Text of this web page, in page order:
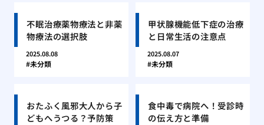
不眠治療薬物療法と非薬
物療法の選択肢
2025.08.08
未分類
甲状腺機能低下症の治療
と日常生活の注意点
2025.08.07
未分類
おたふく風邪大人から子
どもへうつる？予防策
食中毒で病院へ！受診時
の伝え方と準備